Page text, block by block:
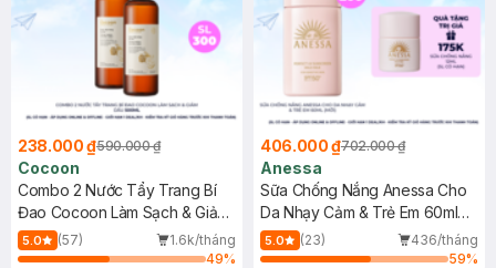
238.000 ₫590.000 ₫
Cocoon
Combo 2 Nước Tẩy Trang Bí
Đao Cocoon Làm Sạch & Giảm
Dầu 500ml
5.0 (57)
1.6k/tháng
49%
406.000 ₫702.000 ₫
Anessa
Sữa Chống Nắng Anessa Cho
Da Nhạy Cảm & Trẻ Em 60ml
(Mới)
5.0 (23)
436/tháng
59%